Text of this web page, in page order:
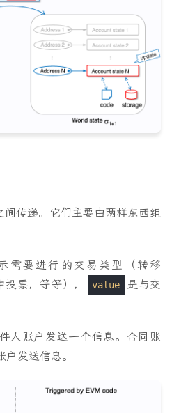
传递。它们主要由两样东西组
需要进行的交易类型（转移
票，等等），
value
是与交
人账户发送一个信息。合同账
发送信息。